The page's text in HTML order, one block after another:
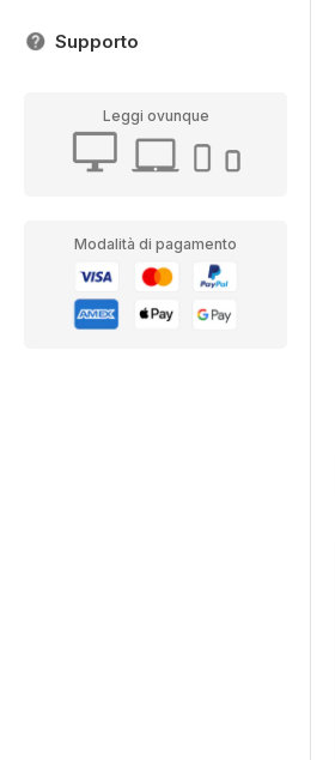
Supporto
Leggi ovunque
Modalità di pagamento